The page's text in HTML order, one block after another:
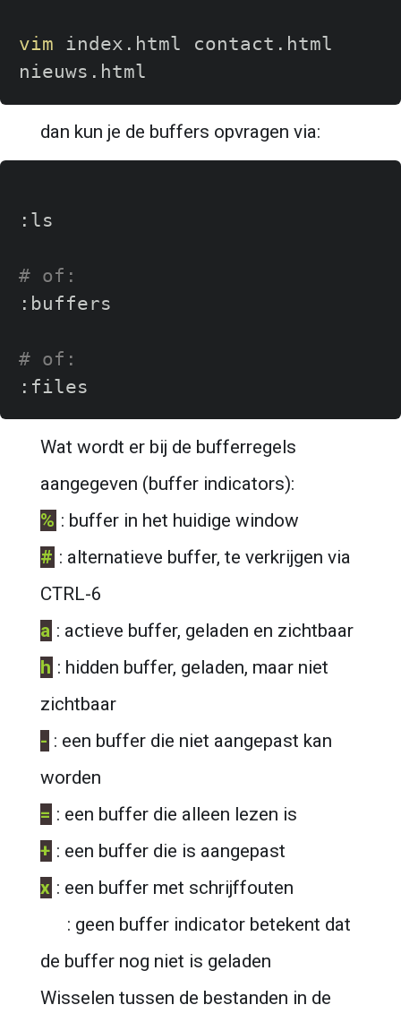
vim index.html contact.html
dan kun je de buffers opvragen via:
:ls
# of:
:buffers
# of:
Wat wordt er bij de bufferregels
aangegeven (buffer indicators):
% : buffer in het huidige window
# : alternatieve buffer, te verkrijgen via
CTRL-6
a : actieve buffer, geladen en zichtbaar
h : hidden buffer, geladen, maar niet
zichtbaar
- : een buffer die niet aangepast kan
worden
= : een buffer die alleen lezen is
+ : een buffer die is aangepast
x : een buffer met schrijffouten
de buffer nog niet is geladen
Wisselen tussen de bestanden in de